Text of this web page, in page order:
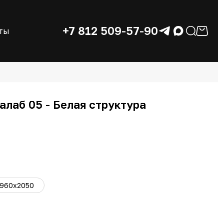
+7 812 509-57-90
05 - Белая структура
960x2050